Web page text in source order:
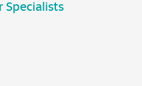
Specialists